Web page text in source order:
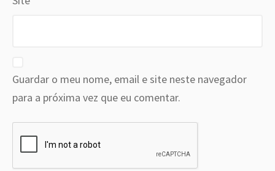
Guardar o meu nome, email e site neste navegador
para a próxima vez que eu comentar.